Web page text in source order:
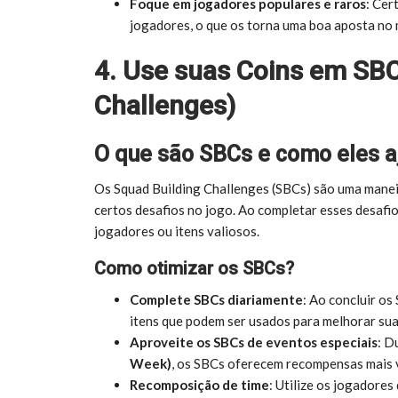
Foque em jogadores populares e raros:
jogadores, o que os torna uma boa aposta no
4. Use suas Coins em
Challenges)
O que são SBCs e como eles
Os Squad Building Challenges (SBCs) são uma
certos desafios no jogo. Ao completar esses
jogadores ou itens valiosos.
Como otimizar os SBCs?
Complete SBCs diariamente: Ao concluir os
itens que podem ser usados para melhorar
Aproveite os SBCs de eventos especiais:
Week), os SBCs oferecem recompensas
Recomposição de time: Utilize os jogadores